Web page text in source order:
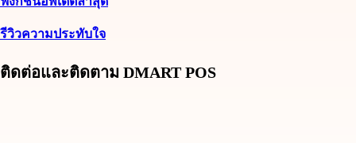
รีวิวความประทับใจ
ติดต่อและติดตาม DMART POS